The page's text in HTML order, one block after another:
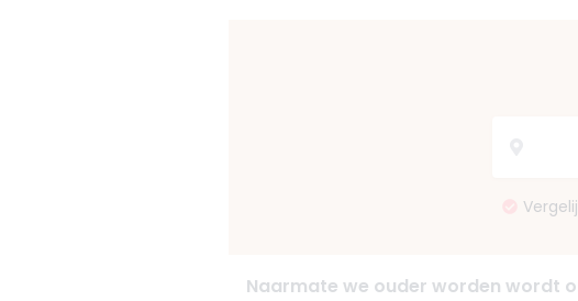
Naarmate we ouder worden wordt